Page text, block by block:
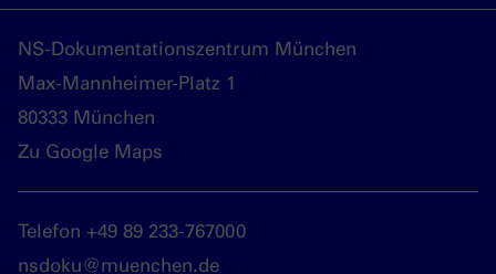
NS-Dokumentationszentrum München
Max-Mannheimer-Platz 1
80333 München
Zu Google Maps
Telefon +49 89 233-767000
nsdoku@muenchen.de